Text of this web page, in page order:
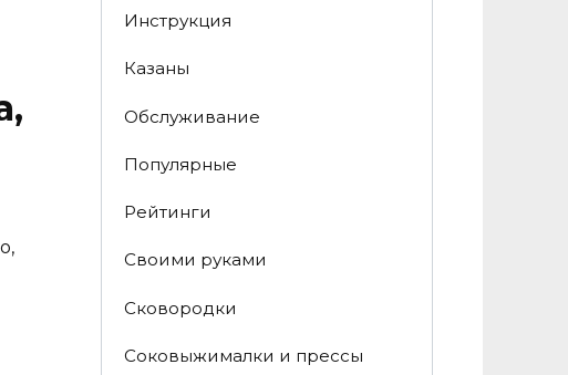
Инструкция
Казаны
Обслуживание
Популярные
Рейтинги
Своими руками
Сковородки
Соковыжималки и прессы